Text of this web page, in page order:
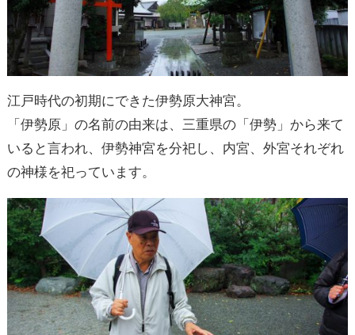
江戸時代の初期にできた伊勢原大神宮。
「伊勢原」の名前の由来は、三重県の「伊勢」から来て
いると言われ、伊勢神宮を分祀し、内宮、外宮それぞれ
の神様を祀っています。